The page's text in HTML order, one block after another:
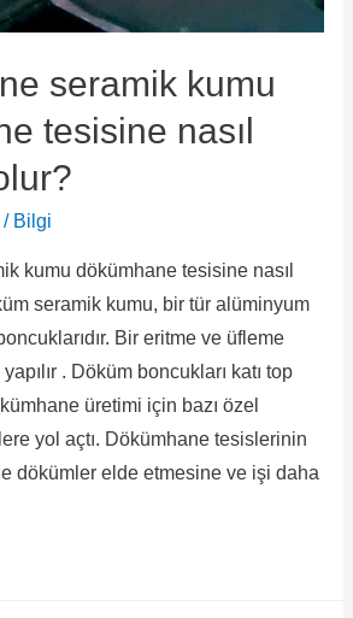
seramik kumu
tesisine nasıl
/ Bilgi
kumu dökümhane tesisine nasıl
seramik kumu, bir tür alüminyum
Bir eritme ve üfleme
. Döküm boncukları katı top
üretimi için bazı özel
yol açtı. Dökümhane tesislerinin
dökümler elde etmesine ve işi daha